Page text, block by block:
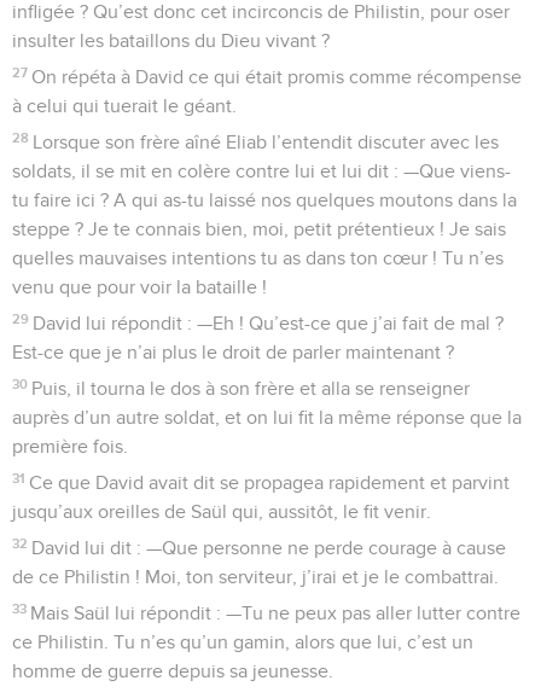
infligée ? Qu’est donc cet incirconcis de Philistin, pour oser
insulter les bataillons du Dieu vivant ?
27 On répéta à David ce qui était promis comme récompense
à celui qui tuerait le géant.
28 Lorsque son frère aîné Eliab l’entendit discuter avec les
soldats, il se mit en colère contre lui et lui dit : —Que viens-
tu faire ici ? A qui as-tu laissé nos quelques moutons dans la
steppe ? Je te connais bien, moi, petit prétentieux ! Je sais
quelles mauvaises intentions tu as dans ton cœur ! Tu n’es
venu que pour voir la bataille !
29 David lui répondit : —Eh ! Qu’est-ce que j’ai fait de mal ?
Est-ce que je n’ai plus le droit de parler maintenant ?
30 Puis, il tourna le dos à son frère et alla se renseigner
auprès d’un autre soldat, et on lui fit la même réponse que la
première fois.
31 Ce que David avait dit se propagea rapidement et parvint
jusqu’aux oreilles de Saül qui, aussitôt, le fit venir.
32 David lui dit : —Que personne ne perde courage à cause
de ce Philistin ! Moi, ton serviteur, j’irai et je le combattrai.
33 Mais Saül lui répondit : —Tu ne peux pas aller lutter contre
ce Philistin. Tu n’es qu’un gamin, alors que lui, c’est un
homme de guerre depuis sa jeunesse.